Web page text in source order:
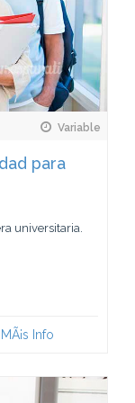
Variable
para
universitaria.
MÃ¡s Info